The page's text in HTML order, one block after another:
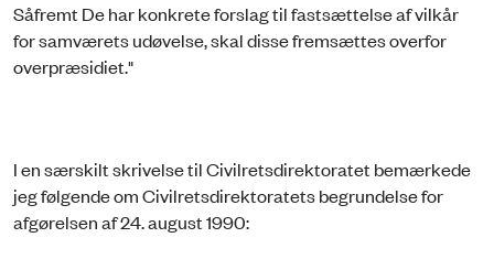
Såfremt De har konkrete forslag til fastsættelse af vilkår
for samværets udøvelse, skal disse fremsættes overfor
overpræsidiet."
I en særskilt skrivelse til Civilretsdirektoratet bemærkede
jeg følgende om Civilretsdirektoratets begrundelse for
afgørelsen af 24. august 1990: